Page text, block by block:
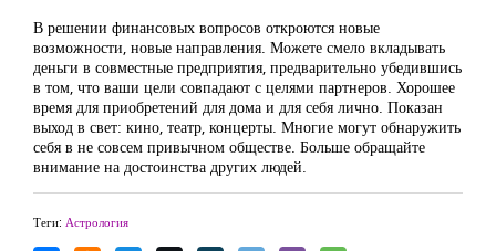
В решении финансовых вопросов откроются новые
возможности, новые направления. Можете смело вкладывать
деньги в совместные предприятия, предварительно убедившись
в том, что ваши цели совпадают с целями партнеров. Хорошее
время для приобретений для дома и для себя лично. Показан
выход в свет: кино, театр, концерты. Многие могут обнаружить
себя в не совсем привычном обществе. Больше обращайте
внимание на достоинства других людей.
Теги: Астрология